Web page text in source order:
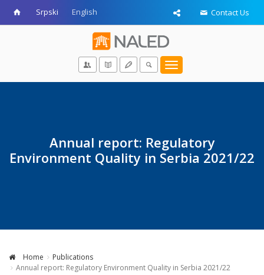
Srpski English Contact Us
Toggle
navigation
Annual report: Regulatory
Environment Quality in Serbia 2021/22
Home
Publications
Annual report: Regulatory Environment Quality in Serbia 2021/22